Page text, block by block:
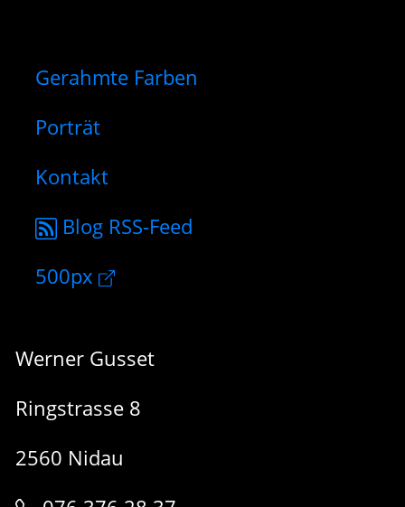
Gerahmte Farben
Porträt
Kontakt
Blog RSS-Feed
500px
Werner Gusset
Ringstrasse 8
2560 Nidau